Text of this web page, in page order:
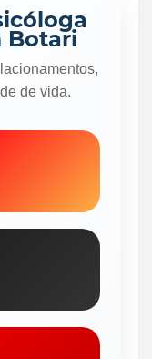
Botari
de vida.